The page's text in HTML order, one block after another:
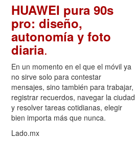
HUAWEI pura 90s
pro: diseño,
autonomía y foto
diaria.
En un momento en el que el móvil ya
no sirve solo para contestar
mensajes, sino también para trabajar,
registrar recuerdos, navegar la ciudad
y resolver tareas cotidianas, elegir
bien importa más que nunca.
Lado.mx